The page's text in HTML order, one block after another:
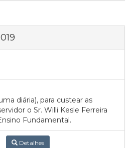
diária), para custear as
o Sr. Willi Kesle Ferreira
Fundamental.
Detalhes